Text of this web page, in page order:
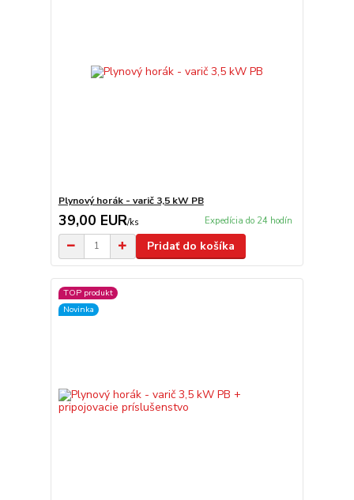
Plynový horák - varič 3,5 kW PB
39,00 EUR/ks Expedícia do 24 hodín
Pridať do košíka
TOP produkt
Novinka